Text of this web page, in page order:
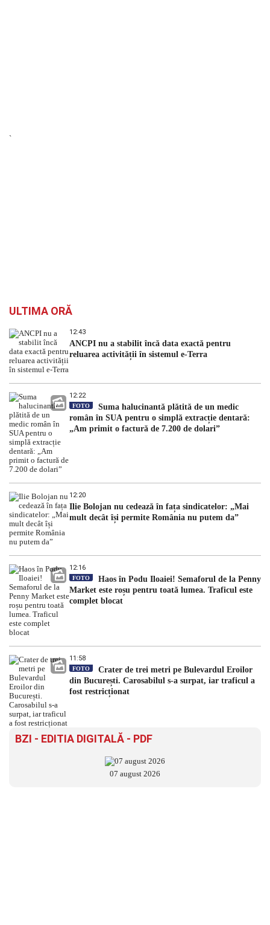
`
ULTIMA ORĂ
12:43
ANCPI nu a stabilit încă data exactă pentru
reluarea activității în sistemul e-Terra
12:22
FOTO
Suma halucinantă plătită de un medic
român în SUA pentru o simplă extracție dentară:
„Am primit o factură de 7.200 de dolari”
12:20
Ilie Bolojan nu cedează în fața sindicatelor: „Mai
mult decât își permite România nu putem da”
12:16
FOTO
Haos în Podu Iloaiei! Semaforul de la Penny
Market este roșu pentru toată lumea. Traficul este
complet blocat
11:58
FOTO
Crater de trei metri pe Bulevardul Eroilor
din București. Carosabilul s-a surpat, iar traficul a
fost restricționat
BZI - EDITIA DIGITALĂ - PDF
07 august 2026